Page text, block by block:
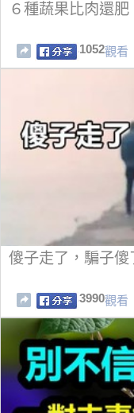
６種蔬果比肉還
1052觀看
傻子走了，騙子傻
3990觀看